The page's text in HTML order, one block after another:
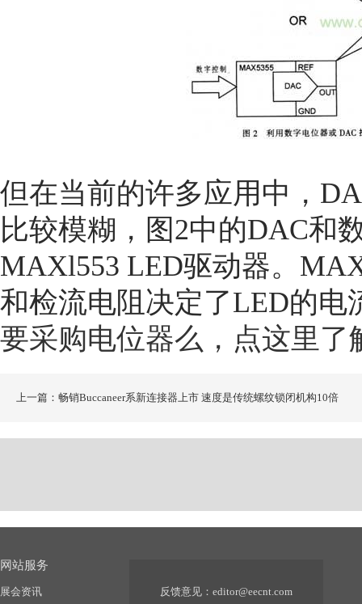
但在当前的许多应用中，
比较模糊，图2中的DAC和
MAXl553 LED驱动器。
和检流电阻决定了LED的电
要采购电位器么，点这里了
上一篇：畅销Buccaneer系新连接器上市 速度是传统螺纹锁闭机构10倍
网站服务
展会资讯
反馈意见： editor@eecnt.com